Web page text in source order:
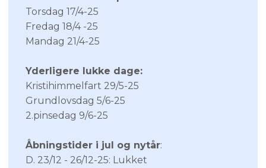
Torsdag 17/4-25
Fredag 18/4 -25
Mandag 21/4-25​
Yderligere lukke dage:
Kristihimmelfart 29/5-25
Grundlovsdag 5/6-25
2.pinsedag 9/6-25
Åbningstider i jul og nytår:
D. 23/12 - 26/12-25: Lukket